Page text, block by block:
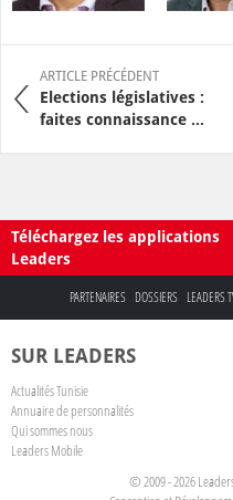
ARTICLE PRÉCÉDENT
Elections législatives :
faites connaissance ...
Téléchargez les applications
Leaders
PARTENAIRES DOSSIERS LEADERS
SUR LEADERS
Actualités Tunisie
Annuaire de personnalités
Qui sommes nous
Leaders Mobile
© 2009 - 2026